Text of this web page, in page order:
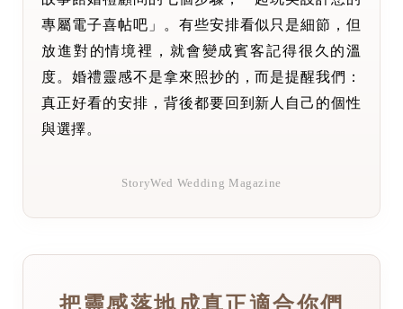
專屬電子喜帖吧」。有些安排看似只是細節，但
放進對的情境裡，就會變成賓客記得很久的溫
度。婚禮靈感不是拿來照抄的，而是提醒我們：
真正好看的安排，背後都要回到新人自己的個性
與選擇。
StoryWed Wedding Magazine